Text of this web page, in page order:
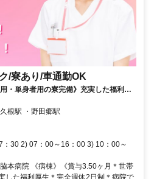
/寮あり/車通勤OK
・単身者用の寮完備》充実した福利厚
事です✨
根駅 ・野田郷駅
：30 2) 07：00～16：00 3) 10：00～
本病院 《病棟》《賞与3.50ヶ月＊世帯
した福利厚生＊完全週休2日制＊病院で